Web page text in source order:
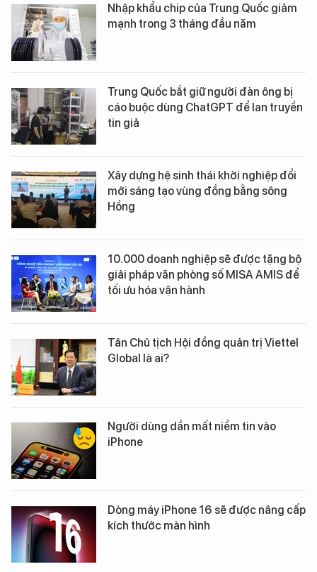
Nhập khẩu chip của Trung Quốc giảm
mạnh trong 3 tháng đầu năm
Trung Quốc bắt giữ người đàn ông bị
cáo buộc dùng ChatGPT để lan truyền
tin giả
Xây dựng hệ sinh thái khởi nghiệp đổi
mới sáng tạo vùng đồng bằng sông
Hồng
10.000 doanh nghiệp sẽ được tặng bộ
giải pháp văn phòng số MISA AMIS để
tối ưu hóa vận hành
Tân Chủ tịch Hội đồng quản trị Viettel
Global là ai?
Người dùng dần mất niềm tin vào
iPhone
Dòng máy iPhone 16 sẽ được nâng cấp
kích thước màn hình